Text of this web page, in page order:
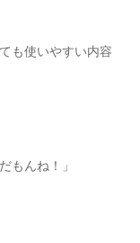
も使いやすい内容
もんね！」